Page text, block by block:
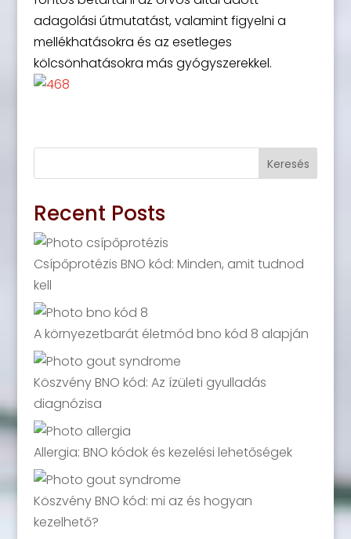
adagolási útmutatást, valamint figyelni a
mellékhatásokra és az esetleges
kölcsönhatásokra más gyógyszerekkel.
Keresés
Recent Posts
Csípőprotézis BNO kód: Minden, amit tudnod
kell
A környezetbarát életmód bno kód 8 alapján
Köszvény BNO kód: Az ízületi gyulladás
diagnózisa
Allergia: BNO kódok és kezelési lehetőségek
Köszvény BNO kód: mi az és hogyan
kezelhető?